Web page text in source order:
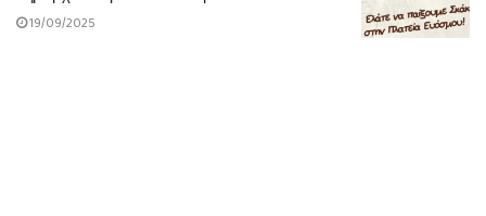
19/09/2025